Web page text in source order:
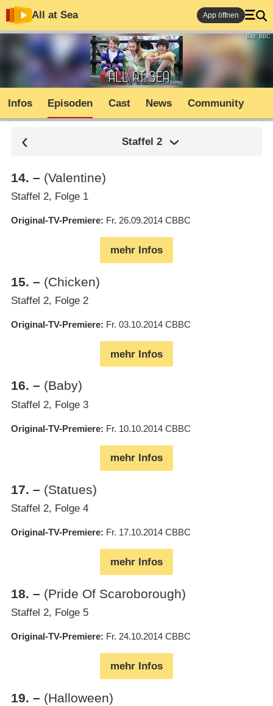
All at Sea App öffnen
Bild: BBC
Infos Episoden Cast News Community
Staffel 2
14. – (Valentine)
Staffel 2, Folge 1
Original-TV-Premiere Fr. 26.09.2014 CBBC
mehr Infos
15. – (Chicken)
Staffel 2, Folge 2
Original-TV-Premiere Fr. 03.10.2014 CBBC
mehr Infos
16. – (Baby)
Staffel 2, Folge 3
Original-TV-Premiere Fr. 10.10.2014 CBBC
mehr Infos
17. – (Statues)
Staffel 2, Folge 4
Original-TV-Premiere Fr. 17.10.2014 CBBC
mehr Infos
18. – (Pride Of Scaroborough)
Staffel 2, Folge 5
Original-TV-Premiere Fr. 24.10.2014 CBBC
mehr Infos
19. – (Halloween)